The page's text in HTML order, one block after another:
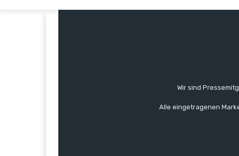
Wir sind
Alle eingetragenen